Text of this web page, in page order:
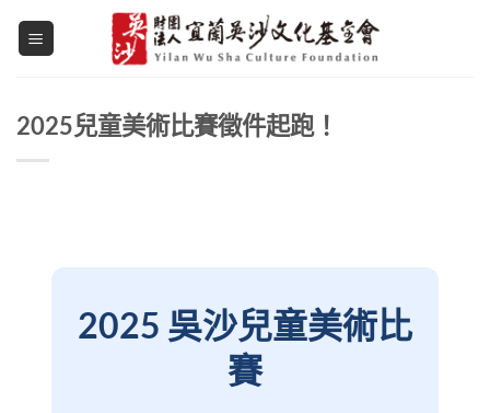
2025兒童美術比賽徵件起跑！
2025 吳沙兒童美術比
賽